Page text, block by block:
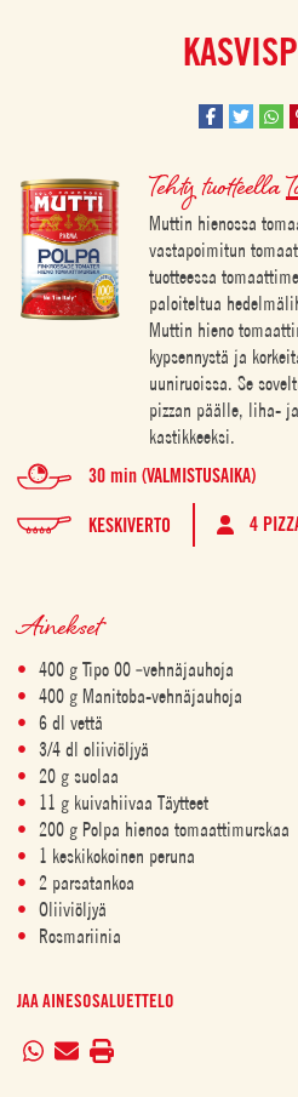
Tehty tuotteella
Muttin hienossa
vastapoimitun
tuotteessa
paloiteltua
Muttin hieno
kypsennystä ja
uuniruoissa. Se
pizzan päälle, liha-
kastikkeeksi.
30 min (VALMISTUSAIKA)
KESKIVERTO 4
Ainekset
400 g Tipo 00 ‑vehnäjauhoja
400 g Manitoba-vehnäjauhoja
6 dl vettä
3/4 dl oliiviöljyä
20 g suolaa
11 g kuivahiivaa Täytteet
200 g Polpa hienoa tomaattimurskaa
1 keskikokoinen peruna
2 parsatankoa
Oliiviöljyä
Rosmariinia
JAA AINESOSALUETTELO